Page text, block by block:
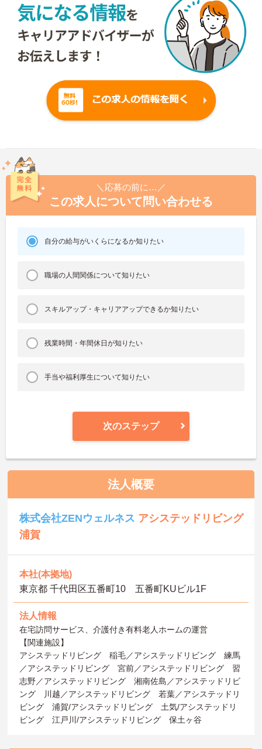
＼応募の前に…／
この求人について問い合わせる
自分の給与がいくらになるか知りたい
職場の人間関係について知りたい
スキルアップ・キャリアアップできるか知りたい
残業時間・年間休日が知りたい
手当や福利厚生について知りたい
次のステップ
法人概要
株式会社ZENウェルネス アシステッドリビング
浦賀
本社(本拠地)
東京都 千代田区五番町10 五番町KUビル1F
法人情報
在宅訪問サービス、介護付き有料老人ホームの運営
【関連施設】
アシステッドリビング 稲毛／アシステッドリビング 練馬
／アシステッドリビング 宮前／アシステッドリビング 習
志野／アシステッドリビング 湘南佐島／アシステッドリビ
ング 川越／アシステッドリビング 若葉／アシステッドリ
ビング 浦賀/アシステッドリビング 土気/アシステッドリ
ビング 江戸川/アシステッドリビング 保土ヶ谷